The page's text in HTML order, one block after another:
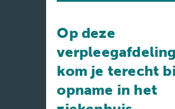
Op deze
kom je terecht
opname in het